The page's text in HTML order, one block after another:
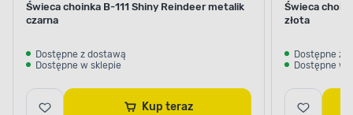
Świeca choinka B-111 Shiny Reindeer metalik
czarna
Dostępne z dostawą
Dostępne w sklepie
Kup teraz
Świeca
złota
Dostępne z
Dostępne w